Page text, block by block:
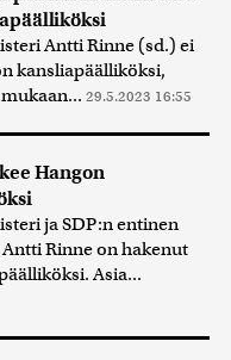
Antti Rinne (sd.) ei
kansliapäälliköksi,
29.5.2023 16:55
Hangon
ja SDP:n entinen
Rinne on hakenut
Asia...